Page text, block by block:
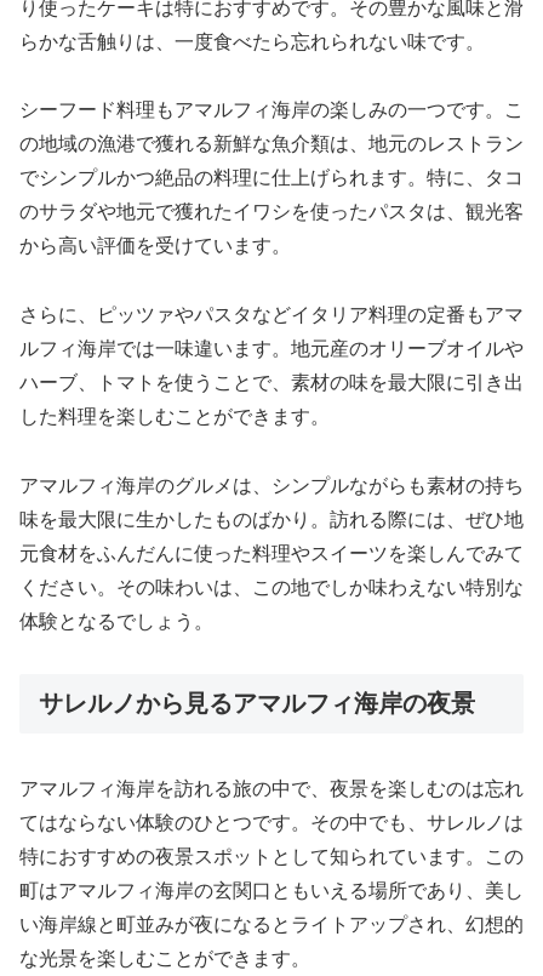
り使ったケーキは特におすすめです。その豊かな風味と滑
らかな舌触りは、一度食べたら忘れられない味です。
シーフード料理もアマルフィ海岸の楽しみの一つです。こ
の地域の漁港で獲れる新鮮な魚介類は、地元のレストラン
でシンプルかつ絶品の料理に仕上げられます。特に、タコ
のサラダや地元で獲れたイワシを使ったパスタは、観光客
から高い評価を受けています。
さらに、ピッツァやパスタなどイタリア料理の定番もアマ
ルフィ海岸では一味違います。地元産のオリーブオイルや
ハーブ、トマトを使うことで、素材の味を最大限に引き出
した料理を楽しむことができます。
アマルフィ海岸のグルメは、シンプルながらも素材の持ち
味を最大限に生かしたものばかり。訪れる際には、ぜひ地
元食材をふんだんに使った料理やスイーツを楽しんでみて
ください。その味わいは、この地でしか味わえない特別な
体験となるでしょう。
サレルノから見るアマルフィ海岸の夜景
アマルフィ海岸を訪れる旅の中で、夜景を楽しむのは忘れ
てはならない体験のひとつです。その中でも、サレルノは
特におすすめの夜景スポットとして知られています。この
町はアマルフィ海岸の玄関口ともいえる場所であり、美し
い海岸線と町並みが夜になるとライトアップされ、幻想的
な光景を楽しむことができます。